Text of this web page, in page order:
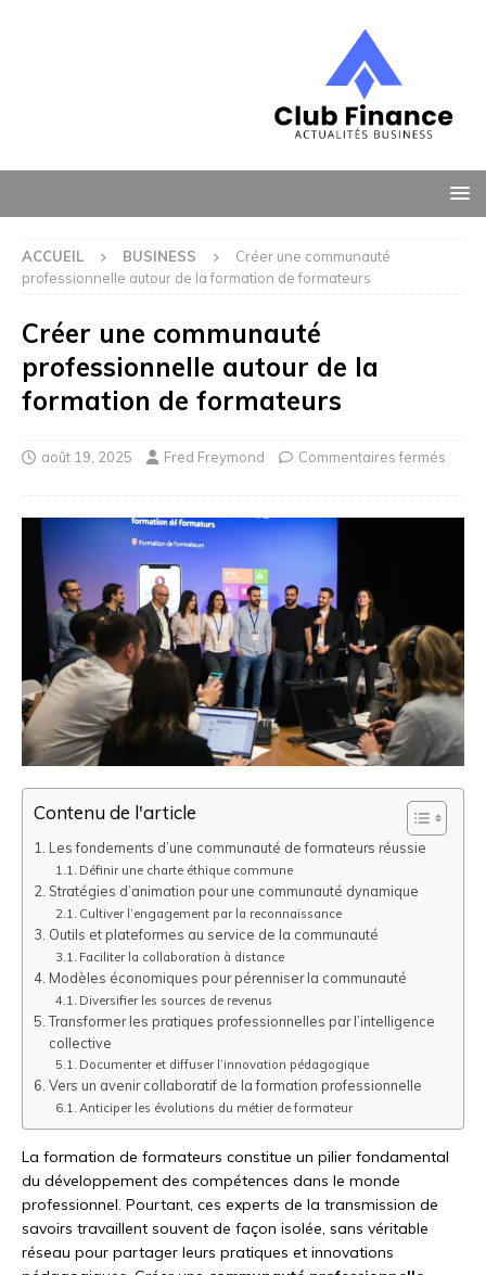
ACCUEIL BUSINESS
Créer une communauté
professionnelle autour de la formation de formateurs
Créer une communauté
professionnelle autour de la
formation de formateurs
août 19, 2025 Fred Freymond Commentaires fermés
Contenu de l'article
Les fondements d’une communauté de formateurs réussie
Définir une charte éthique commune
Stratégies d’animation pour une communauté dynamique
Cultiver l’engagement par la reconnaissance
Outils et plateformes au service de la communauté
Faciliter la collaboration à distance
Modèles économiques pour pérenniser la communauté
Diversifier les sources de revenus
Transformer les pratiques professionnelles par l’intelligence
collective
Documenter et diffuser l’innovation pédagogique
Vers un avenir collaboratif de la formation professionnelle
Anticiper les évolutions du métier de formateur
La formation de formateurs constitue un pilier fondamental
du développement des compétences dans le monde
professionnel. Pourtant, ces experts de la transmission de
savoirs travaillent souvent de façon isolée, sans véritable
réseau pour partager leurs pratiques et innovations